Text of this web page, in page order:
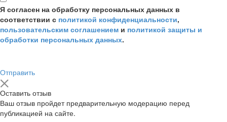
Я согласен на обработку персональных данных в
соответствии с политикой конфиденциальности,
пользовательским соглашением и политикой защиты и
обработки персональных данных.
Отправить
Оставить отзыв
Ваш отзыв пройдет предварительную модерацию перед
публикацией на сайте.